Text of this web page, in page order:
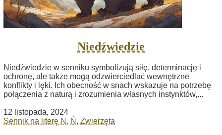
Niedźwiedzie
Niedźwiedzie w senniku symbolizują siłę, determinację i
ochronę, ale także mogą odzwierciedlać wewnętrzne
konflikty i lęki. Ich obecność w snach wskazuje na potrzebę
połączenia z naturą i zrozumienia własnych instynktów,...
12 listopada, 2024
Sennik na literę N, Ń , Zwierzęta